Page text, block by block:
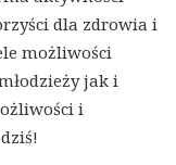
dla zdrowia i
możliwości
jak i
i